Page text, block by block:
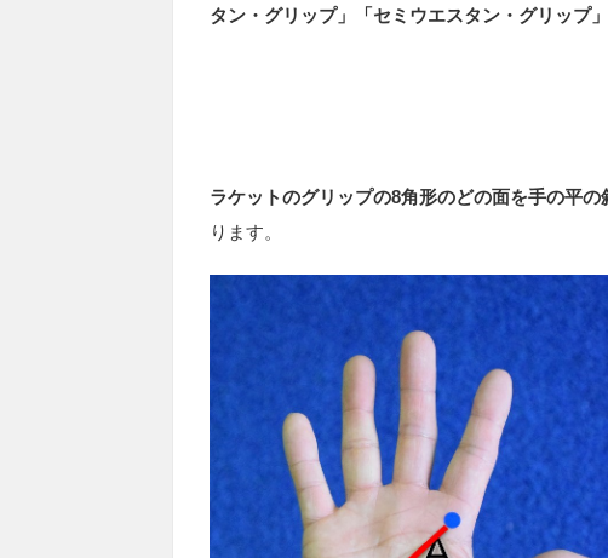
タン・グリップ」「セミウエスタン・グリップ」
ラケットのグリップの8角形のどの面を手の平
ります。